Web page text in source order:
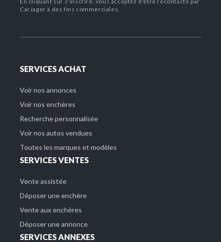
CarJager à des fins commerciales.
SERVICES ACHAT
Voir nos annonces
Voir nos enchères
Recherche personnalisée
Voir nos autos vendues
Toutes les marques et modèles
SERVICES VENTES
Vente assistée
Déposer une enchère
Vente aux enchères
Déposer une annonce
SERVICES ANNEXES